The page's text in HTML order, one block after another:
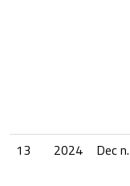
13
2024 Dec